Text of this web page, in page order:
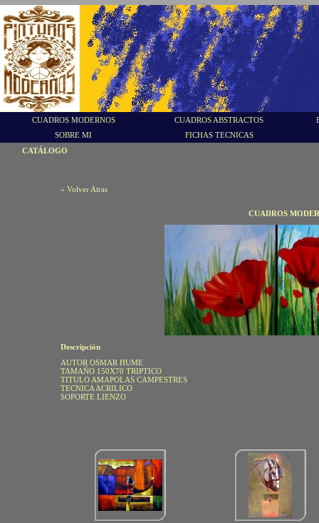
CUADROS MODERNOS CUADROS ABSTRACTOS
SOBRE MI
FICHAS TECNICAS
CATÁLOGO
« Volver Atras
CUADROS
Descripción
AUTOR OSMAR HUME
TAMAÑO 150X70 TRIPTICO
TITULO AMAPOLAS CAMPESTRES
TECNICA ACRILICO
SOPORTE LIENZO